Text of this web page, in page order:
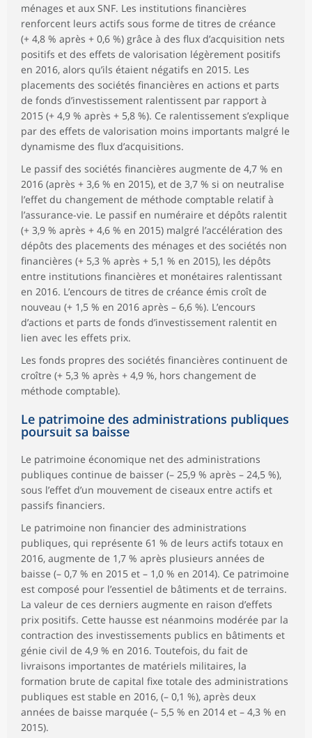
ménages et aux SNF. Les institutions financières
renforcent leurs actifs sous forme de titres de créance
(+ 4,8 % après + 0,6 %) grâce à des flux d’acquisition nets
positifs et des effets de valorisation légèrement positifs
en 2016, alors qu’ils étaient négatifs en 2015. Les
placements des sociétés financières en actions et parts
de fonds d’investissement ralentissent par rapport à
2015 (+ 4,9 % après + 5,8 %). Ce ralentissement s’explique
par des effets de valorisation moins importants malgré le
dynamisme des flux d’acquisitions.
Le passif des sociétés financières augmente de 4,7 % en
2016 (après + 3,6 % en 2015), et de 3,7 % si on neutralise
l’effet du changement de méthode comptable relatif à
l’assurance-vie. Le passif en numéraire et dépôts ralentit
(+ 3,9 % après + 4,6 % en 2015) malgré l’accélération des
dépôts des placements des ménages et des sociétés non
financières (+ 5,3 % après + 5,1 % en 2015), les dépôts
entre institutions financières et monétaires ralentissant
en 2016. L’encours de titres de créance émis croît de
nouveau (+ 1,5 % en 2016 après – 6,6 %). L’encours
d’actions et parts de fonds d’investissement ralentit en
lien avec les effets prix.
Les fonds propres des sociétés financières continuent de
croître (+ 5,3 % après + 4,9 %, hors changement de
méthode comptable).
Le patrimoine des administrations publiques
poursuit sa baisse
Le patrimoine économique net des administrations
publiques continue de baisser (– 25,9 % après – 24,5 %),
sous l’effet d’un mouvement de ciseaux entre actifs et
passifs financiers.
Le patrimoine non financier des administrations
publiques, qui représente 61 % de leurs actifs totaux en
2016, augmente de 1,7 % après plusieurs années de
baisse (– 0,7 % en 2015 et – 1,0 % en 2014). Ce patrimoine
est composé pour l’essentiel de bâtiments et de terrains.
La valeur de ces derniers augmente en raison d’effets
prix positifs. Cette hausse est néanmoins modérée par la
contraction des investissements publics en bâtiments et
génie civil de 4,9 % en 2016. Toutefois, du fait de
livraisons importantes de matériels militaires, la
formation brute de capital fixe totale des administrations
publiques est stable en 2016, (– 0,1 %), après deux
années de baisse marquée (– 5,5 % en 2014 et – 4,3 % en
2015).